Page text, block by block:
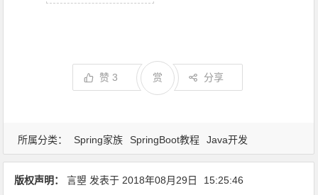
赞3 分享
赏
所属分类： Spring家族 SpringBoot教程 Java开发
版权声明： 言曌 发表于2018年08月29日
15:25:46